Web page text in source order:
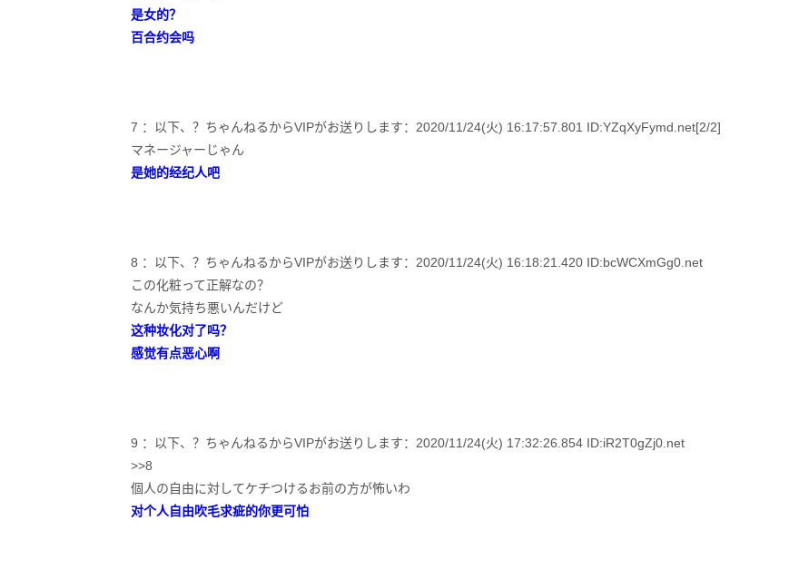
是女的？
百合约会吗
7 ：以下、？ちゃんねるからVIPがお送りします：2020/11/24(火) 16:17:57.801 ID:YZqXyFymd.net[2/2]
マネージャーじゃん
是她的经纪人吧
8 ：以下、？ちゃんねるからVIPがお送りします：2020/11/24(火) 16:18:21.420 ID:bcWCXmGg0.net
この化粧って正解なの？
なんか気持ち悪いんだけど
这种妆化对了吗？
感觉有点恶心啊
9 ：以下、？ちゃんねるからVIPがお送りします：2020/11/24(火) 17:32:26.854 ID:iR2T0gZj0.net
>>8
個人の自由に対してケチつけるお前の方が怖いわ
对个人自由吹毛求疵的你更可怕